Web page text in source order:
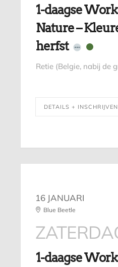
1-daagse
Nature –
herfst
Retie (Belgie, nabij de
DETAILS + INSCHRIJVEN
16 JANUARI
Blue Beetle
1-daagse